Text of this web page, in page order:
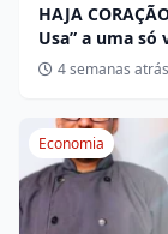
HAJA
Usa” a uma
sábado
4 semanas atrás
Economia